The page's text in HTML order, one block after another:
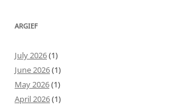
ARGIEF
July 2026(1)
June 2026(1)
May 2026(1)
April 2026(1)